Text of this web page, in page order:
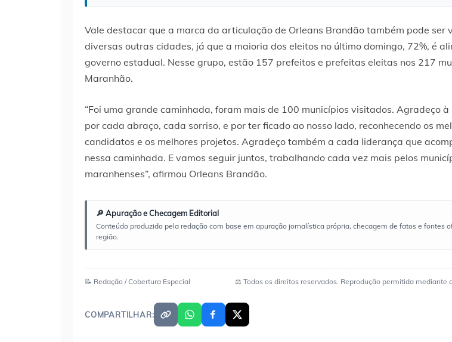
Vale destacar que a marca da articulação de Orleans Brandão também pode ser
diversas outras cidades, já que a maioria dos eleitos no último domingo, 72%, é
governo estadual. Nesse grupo, estão 157 prefeitos e prefeitas eleitas nos 217
Maranhão.
“Foi uma grande caminhada, foram mais de 100 municípios visitados. Agradeço à
por cada abraço, cada sorriso, e por ter ficado ao nosso lado, reconhecendo os
candidatos e os melhores projetos. Agradeço também a cada liderança que
nessa caminhada. E vamos seguir juntos, trabalhando cada vez mais pelos
maranhenses”, afirmou Orleans Brandão.
🔎 Apuração e Checagem Editorial
Conteúdo produzido pela redação com base em apuração jornalística própria, checagem de fatos e fontes
região.
📝 Redação / Cobertura Especial ⚖️ Todos os direitos reservados. Reprodução permitida mediante
COMPARTILHAR: